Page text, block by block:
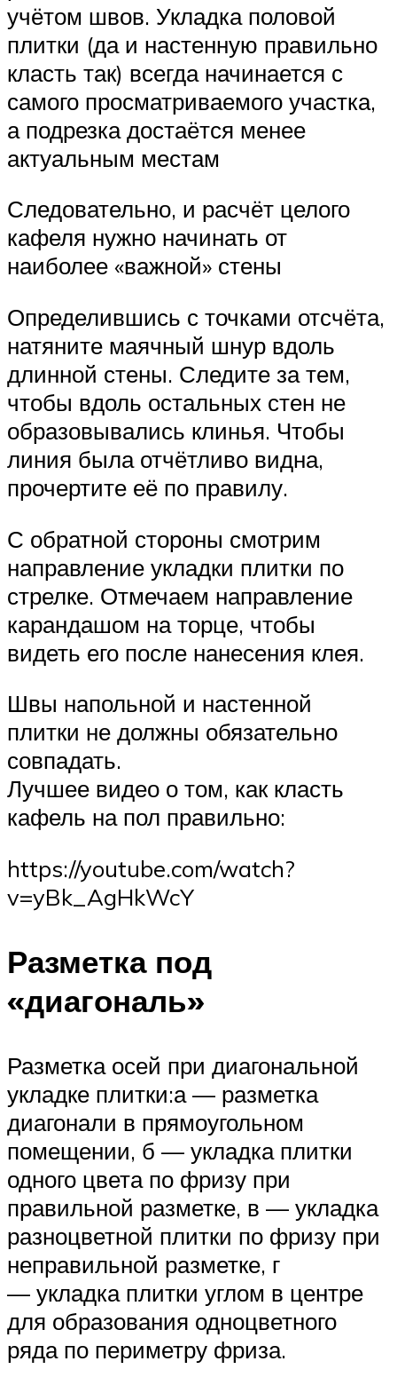
учётом швов. Укладка половой
плитки (да и настенную правильно
класть так) всегда начинается с
самого просматриваемого участка,
а подрезка достаётся менее
актуальным местам
Следовательно, и расчёт целого
кафеля нужно начинать от
наиболее «важной» стены
Определившись с точками отсчёта,
натяните маячный шнур вдоль
длинной стены. Следите за тем,
чтобы вдоль остальных стен не
образовывались клинья. Чтобы
линия была отчётливо видна,
прочертите её по правилу.
С обратной стороны смотрим
направление укладки плитки по
стрелке. Отмечаем направление
карандашом на торце, чтобы
видеть его после нанесения клея.
Швы напольной и настенной
плитки не должны обязательно
совпадать.
Лучшее видео о том, как класть
кафель на пол правильно:
https://youtube.com/watch?
v=yBk_AgHkWcY
Разметка под
«диагональ»
Разметка осей при диагональной
укладке плитки:а — разметка
диагонали в прямоугольном
помещении, б — укладка плитки
одного цвета по фризу при
правильной разметке, в — укладка
разноцветной плитки по фризу при
неправильной разметке, г
— укладка плитки углом в центре
для образования одноцветного
ряда по периметру фриза.